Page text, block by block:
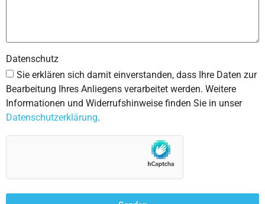
Datenschutz
Sie erklären sich damit einverstanden, dass Ihre Daten zur
Bearbeitung Ihres Anliegens verarbeitet werden. Weitere
Informationen und Widerrufshinweise finden Sie in unser
Datenschutzerklärung.